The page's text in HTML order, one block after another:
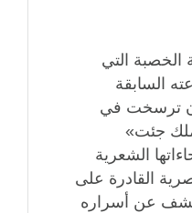
الخصبة التي
السابقة
ترسخت في
جئت»
الشعرية
القادرة على
عن أسراره